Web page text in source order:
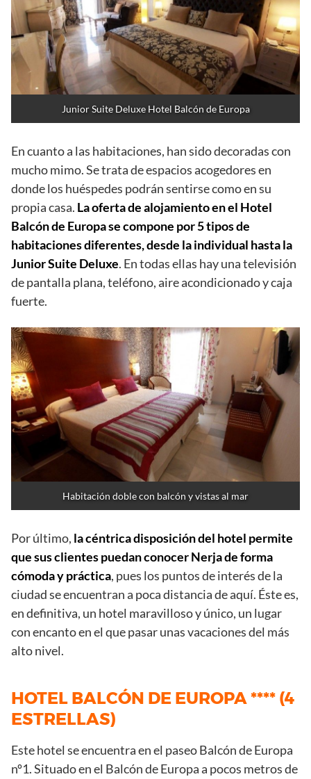
Junior Suite Deluxe Hotel Balcón de Europa
En cuanto a las habitaciones, han sido decoradas con
mucho mimo. Se trata de espacios acogedores en
donde los huéspedes podrán sentirse como en su
propia casa. La oferta de alojamiento en el Hotel
Balcón de Europa se compone por 5 tipos de
habitaciones diferentes, desde la individual hasta la
Junior Suite Deluxe. En todas ellas hay una televisión
de pantalla plana, teléfono, aire acondicionado y caja
fuerte.
Habitación doble con balcón y vistas al mar
Por último, la céntrica disposición del hotel permite
que sus clientes puedan conocer Nerja de forma
cómoda y práctica, pues los puntos de interés de la
ciudad se encuentran a poca distancia de aquí. Éste es,
en definitiva, un hotel maravilloso y único, un lugar
con encanto en el que pasar unas vacaciones del más
alto nivel.
HOTEL BALCÓN DE EUROPA **** (4
ESTRELLAS)
Este hotel se encuentra en el paseo Balcón de Europa
nº1. Situado en el Balcón de Europa a pocos metros de